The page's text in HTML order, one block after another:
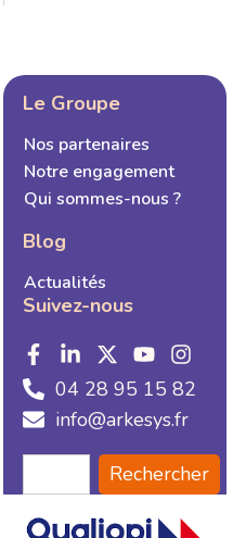
Le Groupe
Nos partenaires
Notre engagement
Qui sommes-nous ?
Blog
Actualités
Suivez-nous
04 28 95 15 82
info@arkesys.fr
Rechercher